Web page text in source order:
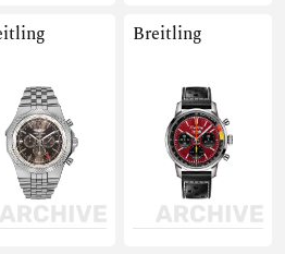
Breitling